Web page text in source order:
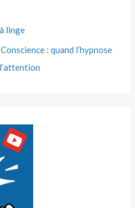
linge
: quand l’hypnose